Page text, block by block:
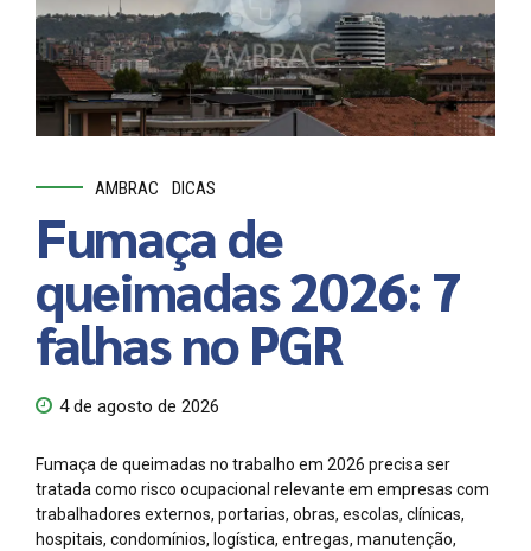
AMBRAC DICAS
Fumaça de
queimadas 2026: 7
falhas no PGR
4 de agosto de 2026
Fumaça de queimadas no trabalho em 2026 precisa ser
tratada como risco ocupacional relevante em empresas com
trabalhadores externos, portarias, obras, escolas, clínicas,
hospitais, condomínios, logística, entregas, manutenção,